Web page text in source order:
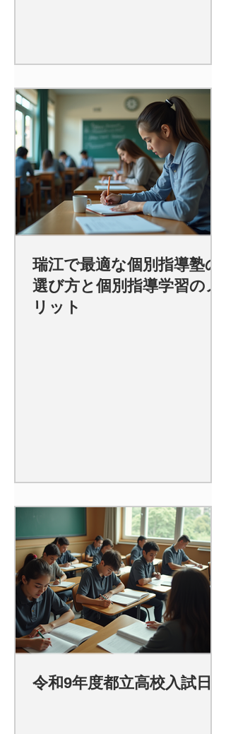
瑞江で最適な個別指導塾の
選び方と個別指導学習のメ
リット
令和9年度都立高校入試日程